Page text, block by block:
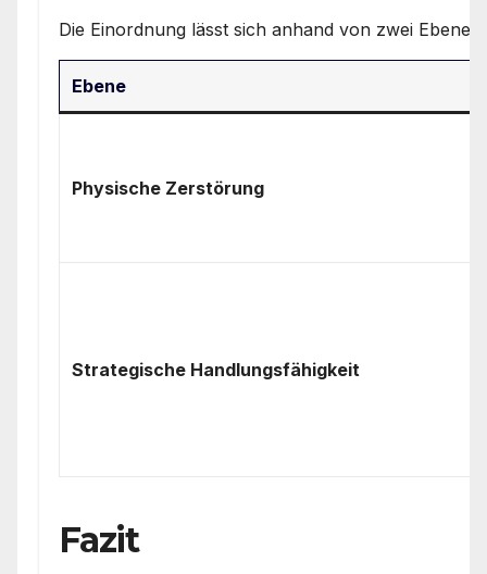
Die Einordnung lässt sich anhand von zwei
Ebene
Physische Zerstörung
Strategische Handlungsfähigkeit
Fazit